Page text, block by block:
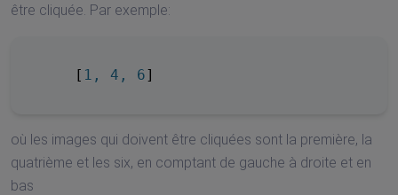
être cliquée. Par exemple:
    [
1, 4, 6]
où les images qui doivent être cliquées sont la première, la
quatrième et les six, en comptant de gauche à droite et en
bas